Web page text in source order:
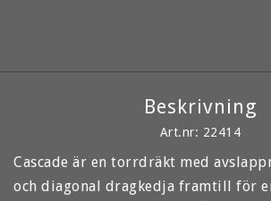
Beskrivning
Art.nr: 22414
Cascade är en torrdräkt med
och diagonal dragkedja framtill för